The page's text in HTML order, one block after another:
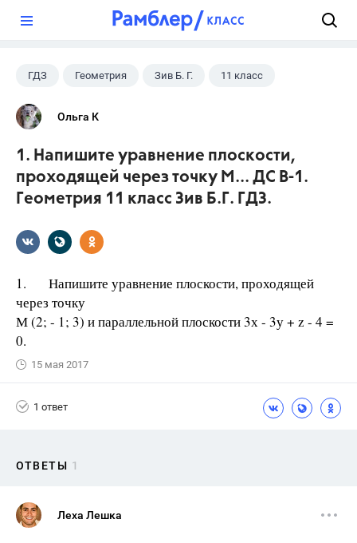
ГДЗ Геометрия Зив Б. Г. 11 класс
Ольга К
1. Напишите уравнение плоскости,
проходящей через точку М... ДС В-1.
Геометрия 11 класс Зив Б.Г. ГДЗ.
1. Напишите уравнение плоскости, проходящей
через точку
М (2; - 1; 3) и параллельной плоскости 3х - 3у + z - 4 =
0.
15 мая 2017
1 ответ
ОТВЕТЫ 1
Леха Лешка